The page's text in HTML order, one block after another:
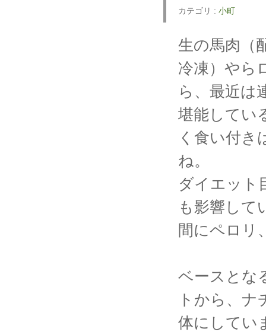
カテゴリ : 小町
生の馬肉（
冷凍）やら
ら、最近は
堪能してい
く食い付き
ね。
ダイエット
も影響して
間にペロリ
ベースとな
トから、
体にしてい